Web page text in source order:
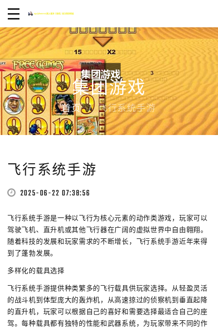
集团游戏
首页 飞行系统手游
飞行系统手游
2025-06-22 07:38:56
飞行系统手游是一种以飞行为核心元素的动作类游戏，玩家可以
驾驶飞机、直升机或其他飞行器在广阔的虚拟世界中自由翱翔。
随着科技的发展和玩家需求的不断增长，飞行系统手游近年来得
到了蓬勃发展。
多样化的载具选择
飞行系统手游提供种类繁多的飞行载具供玩家选择。从轻盈灵活
的战斗机到体型庞大的轰炸机，从高速掠过的侦察机到垂直起降
的直升机，玩家可以根据自己的喜好和需要选择最适合自己的座
驾。每种载具都有独特的性能和武器系统，为玩家带来不同的作